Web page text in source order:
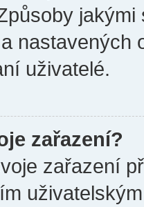
nastavených
uživatelé.
zařazení?
zařazení